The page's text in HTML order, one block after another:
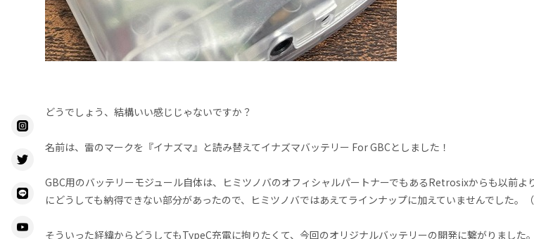
どうでしょう、結構いい感じじゃないですか？
名前は、雷のマークを『イナズマ』と読み替えてイナズマバッテリー For GBCとしました！
GBC用のバッテリーモジュール自体は、ヒミツノバのオフィシャルパートナーでもあるRetrosixからも以前
にどうしても納得できない部分があったので、ヒミツノバではあえてラインナップに加えていませんでした。
そういった経緯からどうしてもTypeC充電に拘りたくて、今回のオリジナルバッテリーの開発に繋がりました。